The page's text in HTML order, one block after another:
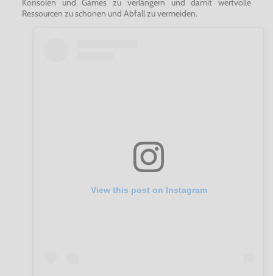
Ressourcen zu schonen und Abfall zu vermeiden.
View this post on Instagram